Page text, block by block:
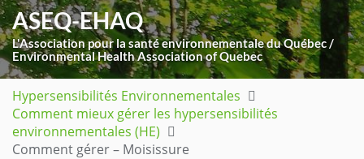
ASEQ-EHAQ
L'Association pour la santé environnementale du Québec /
Environmental Health Association of Quebec
Hypersensibilités Environnementales
Comment mieux gérer les hypersensibilités
environnementales (HE)
Comment gérer – Moisissure